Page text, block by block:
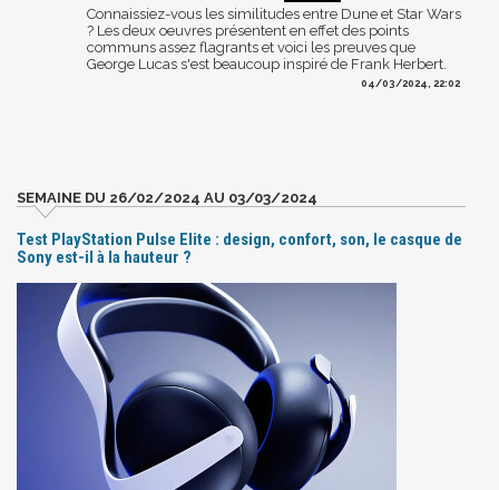
Connaissiez-vous les similitudes entre Dune et Star Wars
? Les deux oeuvres présentent en effet des points
communs assez flagrants et voici les preuves que
George Lucas s'est beaucoup inspiré de Frank Herbert.
04/03/2024, 22:02
SEMAINE DU 26/02/2024 AU 03/03/2024
Test PlayStation Pulse Elite : design, confort, son, le casque de
Sony est-il à la hauteur ?